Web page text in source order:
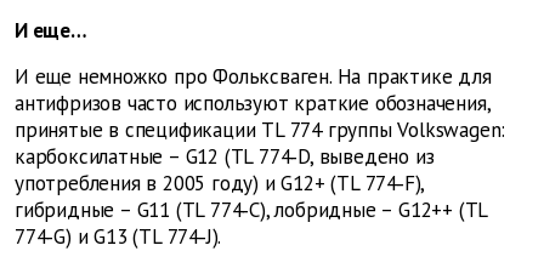
И еще…
И еще немножко про Фольксваген. На практике для
антифризов часто используют краткие обозначения,
принятые в спецификации TL 774 группы Volkswagen:
карбоксилатные – G12 (TL 774‑D, выведено из
употребления в 2005 году) и G12+ (TL 774‑F),
гибридные – G11 (TL 774‑C), лобридные – G12++ (TL
774‑G) и G13 (TL 774‑J).